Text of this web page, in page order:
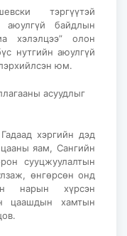
тэргүүтэй
байдлын
хэлэлцээ” олон
нутгийн аюулгүй
юм.
асуудлыг
хэргийн дэд
яам, Сангийн
сууцжуулалтын
өнгөрсөн онд
нарын хүрсэн
цаашдын хамтын